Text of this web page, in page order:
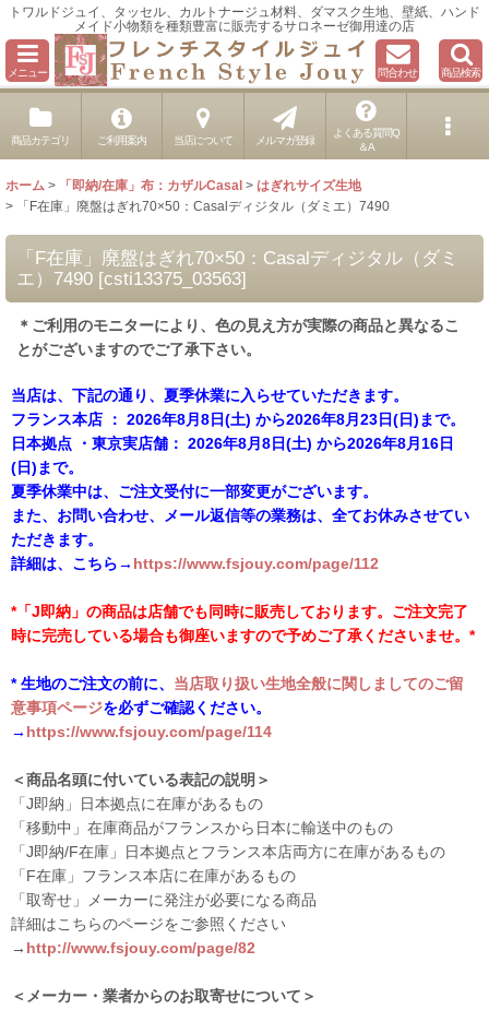
トワルドジュイ、タッセル、カルトナージュ材料、ダマスク生地、壁紙、ハンド
メイド小物類を種類豊富に販売するサロネーゼ御用達の店
メニュー 問合わせ 商品検索
商品カテゴリ ご利用案内 当店について メルマガ登録
よくある質問Q
＆A
ホーム > 「即納/在庫」布：カザルCasal > はぎれサイズ生地
>
「F在庫」廃盤はぎれ70×50：Casalディジタル（ダミエ）7490
「F在庫」廃盤はぎれ70×50：Casalディジタル（ダミ
エ）7490 [csti13375_03563]
＊ご利用のモニターにより、色の見え方が実際の商品と異なるこ
とがございますのでご了承下さい。
当店は、下記の通り、夏季休業に入らせていただきます。
フランス本店 ： 2026年8月8日(土) から2026年8月23日(日)まで。
日本拠点 ・東京実店舗： 2026年8月8日(土) から2026年8月16日
(日)まで。
夏季休業中は、ご注文受付に一部変更がございます。
また、お問い合わせ、メール返信等の業務は、全てお休みさせてい
ただきます。
詳細は、こちら→ https://www.fsjouy.com/page/112
*「J即納」の商品は店舗でも同時に販売しております。ご注文完了
時に完売している場合も御座いますので予めご了承くださいませ。*
* 生地のご注文の前に、 当店取り扱い生地全般に関しましてのご留
意事項ページを必ずご確認ください。
→ https://www.fsjouy.com/page/114
＜商品名頭に付いている表記の説明＞
「J即納」日本拠点に在庫があるもの
「移動中」在庫商品がフランスから日本に輸送中のもの
「J即納/F在庫」日本拠点とフランス本店両方に在庫があるもの
「F在庫」フランス本店に在庫があるもの
「取寄せ」メーカーに発注が必要になる商品
詳細はこちらのページをご参照ください
→ http://www.fsjouy.com/page/82
＜メーカー・業者からのお取寄せについて＞